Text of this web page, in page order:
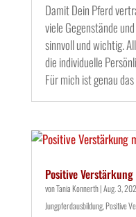
Damit Dein Pferd
viele Gegenstände
sinnvoll und wichtig.
die individuelle
Für mich ist genau
Positive
vonTania Konnerth|Aug. 3,
Jungpferdausbildung,Positive